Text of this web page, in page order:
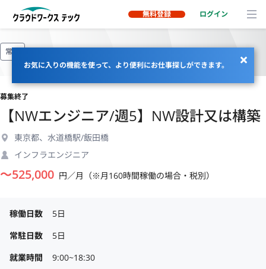
無料登録 ログイン
お気に入りの機能を使って、より便利にお仕事探しができます。
常駐
募集終了
【NWエンジニア/週5】NW設計又は構築
東京都、水道橋駅/飯田橋
インフラエンジニア
〜525,000 円／月（※月160時間稼働の場合・税別）
稼働日数
5日
常駐日数
5日
就業時間
9:00~18:30